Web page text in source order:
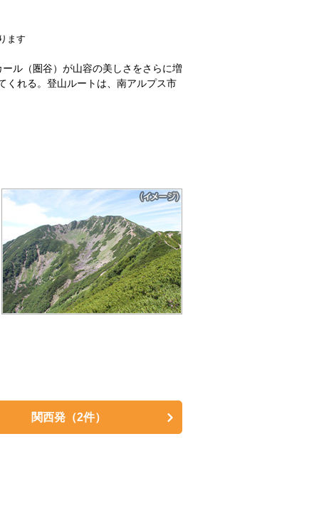
ます
ル（圏谷）が山容の美しさをさらに増
くれる。登山ルートは、南アルプス市
関西発 （2件）